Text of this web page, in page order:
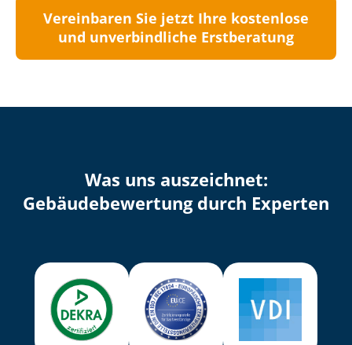
Vereinbaren Sie jetzt Ihre kostenlose
und unverbindliche Erstberatung
Was uns auszeichnet:
Ge­bäu­de­be­wer­tung durch Experten